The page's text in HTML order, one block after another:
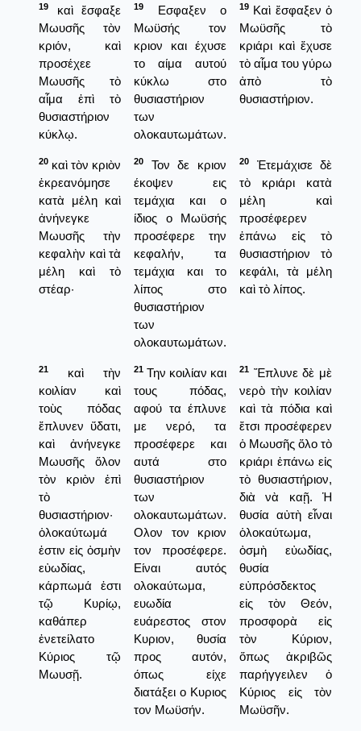
19
καὶ ἔσφαξε
Μωυσῆς τὸν
κριόν, καὶ
προσέχεε
Μωυσῆς τὸ
αἷμα ἐπὶ τὸ
θυσιαστήριον
κύκλῳ.
19
Εσφαξεν ο
Μωϋσής τον
κριον και έχυσε
το αίμα αυτού
κύκλω στο
θυσιαστήριον
των
ολοκαυτωμάτων.
19 Καὶ ἔσφαξεν ὁ
Μωϋσῆς τὸ
κριάρι καὶ ἔχυσε
τὸ αἷμα του γύρω
ἀπὸ τὸ
θυσιαστήριον.
20 καὶ τὸν κριὸν
ἐκρεανόμησε
κατὰ μέλη καὶ
ἀνήνεγκε
Μωυσῆς τὴν
κεφαλὴν καὶ τὰ
μέλη καὶ τὸ
στέαρ·
20
Τον δε κριον
έκοψεν εις
τεμάχια και ο
ίδιος ο Μωϋσής
προσέφερε την
κεφαλήν, τα
τεμάχια και το
λίπος στο
θυσιαστήριον
των
ολοκαυτωμάτων.
20
Ἐτεμάχισε δὲ
τὸ κριάρι κατὰ
μέλη καὶ
προσέφερεν
ἐπάνω εἰς τὸ
θυσιαστήριον τὸ
κεφάλι, τὰ μέλη
καὶ τὸ λίπος.
21
καὶ τὴν
κοιλίαν καὶ
τοὺς πόδας
ἔπλυνεν ὕδατι,
καὶ ἀνήνεγκε
Μωυσῆς ὅλον
τὸν κριὸν ἐπὶ
τὸ
θυσιαστήριον·
ὁλοκαύτωμά
ἐστιν εἰς ὀσμὴν
εὐωδίας,
κάρπωμά ἐστι
τῷ Κυρίῳ,
καθάπερ
ἐνετείλατο
Κύριος τῷ
Μωυσῇ.
21 Την κοιλίαν και
τους πόδας,
αφού τα έπλυνε
με νερό, τα
προσέφερε και
αυτά στο
θυσιαστήριον
των
ολοκαυτωμάτων.
Ολον τον κριον
τον προσέφερε.
Είναι αυτός
ολοκαύτωμα,
ευωδία
ευάρεστος στον
Κυριον, θυσία
προς αυτόν,
όπως είχε
διατάξει ο Κυριος
τον Μωϋσήν.
21 Ἔπλυνε δὲ μὲ
νερὸ τὴν κοιλίαν
καὶ τὰ πόδια καὶ
ἔτσι προσέφερεν
ὁ Μωυσῆς ὅλο τὸ
κριάρι ἐπάνω εἰς
τὸ θυσιαστήριον,
διὰ νὰ καῇ. Ἡ
θυσία αὐτὴ εἶναι
ὁλοκαύτωμα,
ὀσμὴ εὐωδίας,
θυσία
εὐπρόσδεκτος
εἰς τὸν Θεόν,
προσφορὰ εἰς
τὸν Κύριον,
ὅπως ἀκριβῶς
παρήγγειλεν ὁ
Κύριος εἰς τὸν
Μωϋσῆν.